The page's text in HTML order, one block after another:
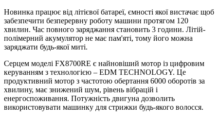
Новинка працює від літієвої батареї, ємності якої вистачає щоб
забезпечити безперервну роботу машини протягом 120
хвилин. Час повного заряджання становить 3 години. Літій-
полімерний акумулятор не має пам'яті, тому його можна
заряджати будь-якої миті.
Серцем моделі FX8700RE є найновіший мотор із цифровим
керуванням з технологією – EDM TECHNOLOGY. Це
продуктивний мотор з частотою обертання 6000 оборотів за
хвилину, має знижений шум, рівень вібрацій і
енергоспоживання. Потужність двигуна дозволить
використовувати машинку для стрижки будь-якого волосся.